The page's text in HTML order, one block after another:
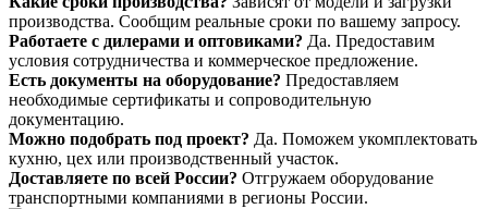
производства. Сообщим реальные сроки по вашему запросу.
Работаете с дилерами и оптовиками? Да. Предоставим
условия сотрудничества и коммерческое предложение.
Есть документы на оборудование? Предоставляем
необходимые сертификаты и сопроводительную
документацию.
Можно подобрать под проект? Да. Поможем укомплектовать
кухню, цех или производственный участок.
Доставляете по всей России? Отгружаем оборудование
транспортными компаниями в регионы России.